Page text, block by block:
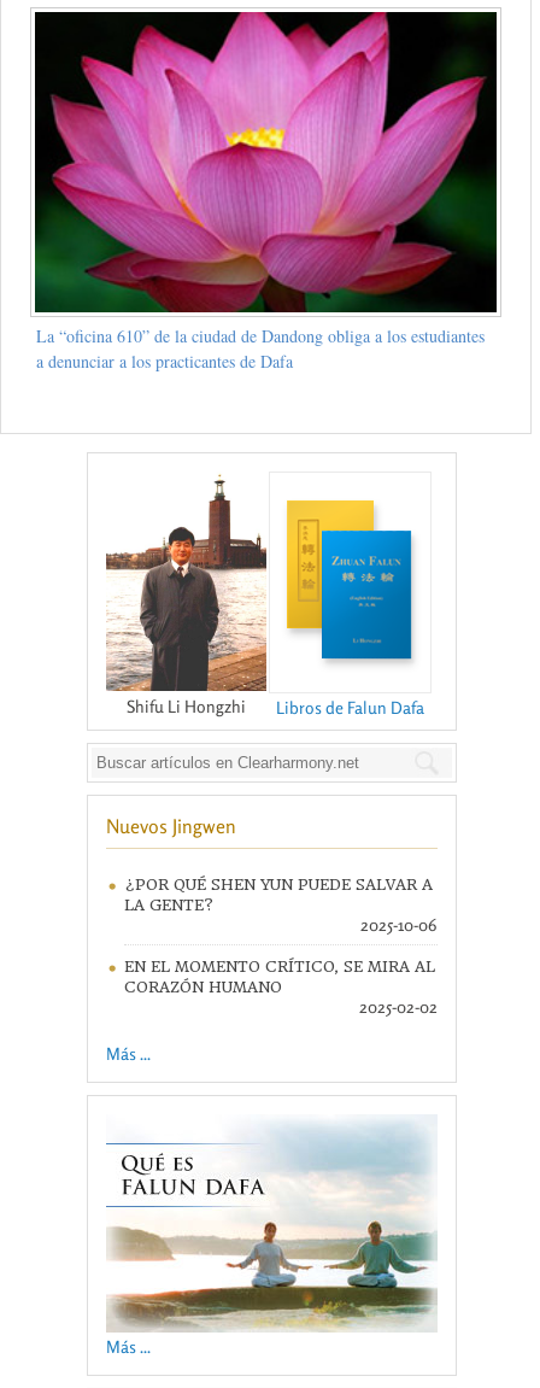
La “oficina 610” de la ciudad de Dandong obliga a los estudiantes
a denunciar a los practicantes de Dafa
Shifu Li Hongzhi Libros de Falun Dafa
Nuevos Jingwen
¿POR QUÉ SHEN YUN PUEDE SALVAR A
LA GENTE?
2025-10-06
EN EL MOMENTO CRÍTICO, SE MIRA AL
CORAZÓN HUMANO
2025-02-02
Más ...
Más ...